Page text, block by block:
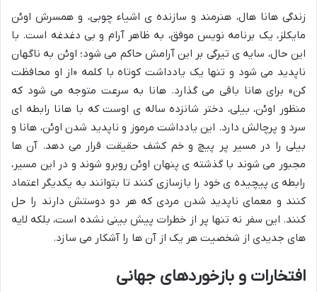
زندگی هانا هال، هنرمند و سازنده ی اشیاء چوبی، و همسرش اوئن
مایکلز، یک برنامه نویس موفق، به ظاهر آرام و بی دغدغه است. با
این حال، سایه ی تیرگی بر این آرامش حاکم می شود؛ اوئن به ناگهان
ناپدید می شود و تنها یک یادداشت کوتاه با کلمه «از او محافظت
کن» برای هانا باقی می گذارد. هانا به سرعت متوجه می شود که
منظور اوئن، بیلی، دختر شانزده ساله ی اوست که با هانا رابطه ای
سرد و پرچالش دارد. این یادداشت مرموز و ناپدید شدن اوئن، هانا و
بیلی را در مسیر پر پیچ و خم کشف حقیقت قرار می دهد. آن ها
مجبور می شوند با گذشته ی پنهان اوئن روبرو شوند و در این مسیر،
رابطه ی پیچیده ی خود را بازسازی کنند تا بتوانند به یکدیگر اعتماد
کنند و معمای ناپدید شدن مردی که هر دو دوستش دارند را حل
کنند. این سفر نه تنها پر از خطرات پیش بینی نشده است، بلکه لایه
های جدیدی از شخصیت هر یک از آن ها را آشکار می سازد.
افتخارات و بازخوردهای جهانی